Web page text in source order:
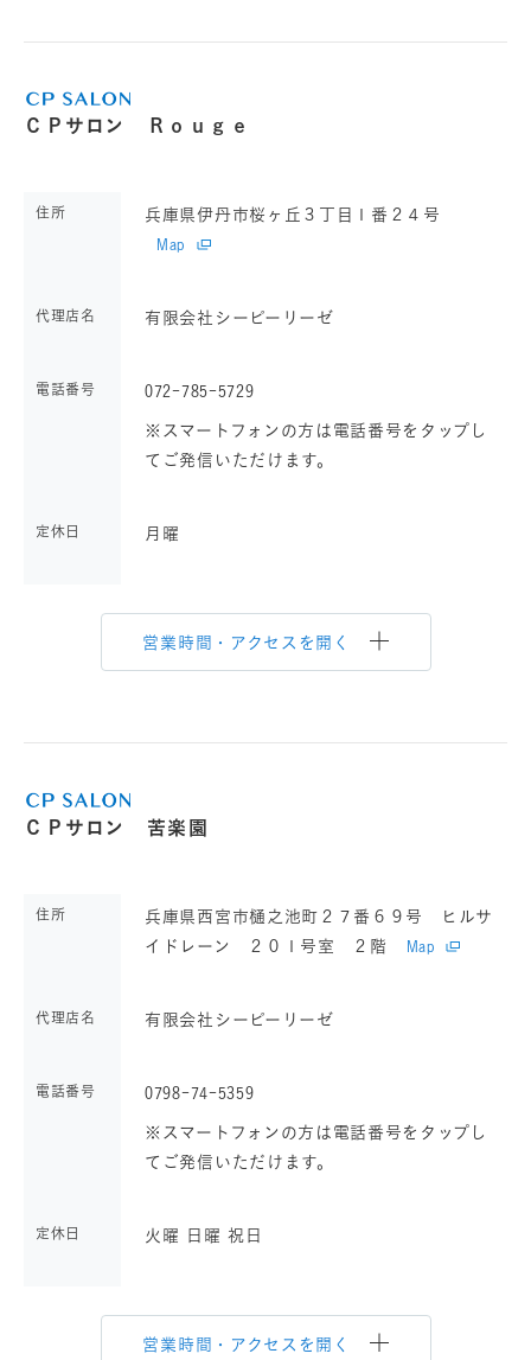
ＣＰサロン Ｒｏｕｇｅ
住所 兵庫県伊丹市桜ヶ丘３丁目１番２４号
Map
代理店名 有限会社シーピーリーゼ
電話番号 072-785-5729
※スマートフォンの方は電話番号をタップし
てご発信いただけます。
定休日 月曜
営業時間・アクセスを開く
ＣＰサロン 苦楽園
住所
兵庫県西宮市樋之池町２７番６９号 ヒルサ
イドレーン ２０１号室 ２階
Map
代理店名 有限会社シーピーリーゼ
電話番号 0798-74-5359
※スマートフォンの方は電話番号をタップし
てご発信いただけます。
定休日 火曜 日曜 祝日
営業時間・アクセスを開く